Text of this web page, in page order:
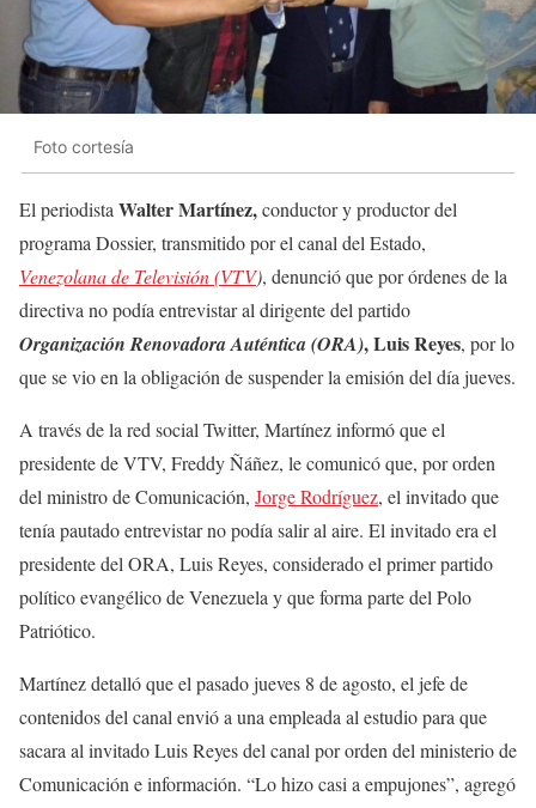
Foto cortesía
El periodista Walter Martínez,conductor y productor del
programa Dossier, transmitido por el canal del Estado,
Venezolana de Televisión (VTV), denunció que por órdenes de la
directiva no podía entrevistar al dirigente del partido
Organización Renovadora Auténtica (ORA), Luis Reyes, por lo
que se vio en la obligación de suspender la emisión del día jueves.
A través de la red social Twitter, Martínez informó que el
presidente de VTV, Freddy Ñáñez, le comunicó que, por orden
del ministro de Comunicación, Jorge Rodríguez, el invitado que
tenía pautado entrevistar no podía salir al aire. El invitado era el
presidente del ORA, Luis Reyes, considerado el primer partido
político evangélico de Venezuela y que forma parte del Polo
Patriótico.
Martínez detalló que el pasado jueves 8 de agosto, el jefe de
contenidos del canal envió a una empleada al estudio para que
sacara al invitado Luis Reyes del canal por orden del ministerio de
Comunicación e información. “Lo hizo casi a empujones”, agregó